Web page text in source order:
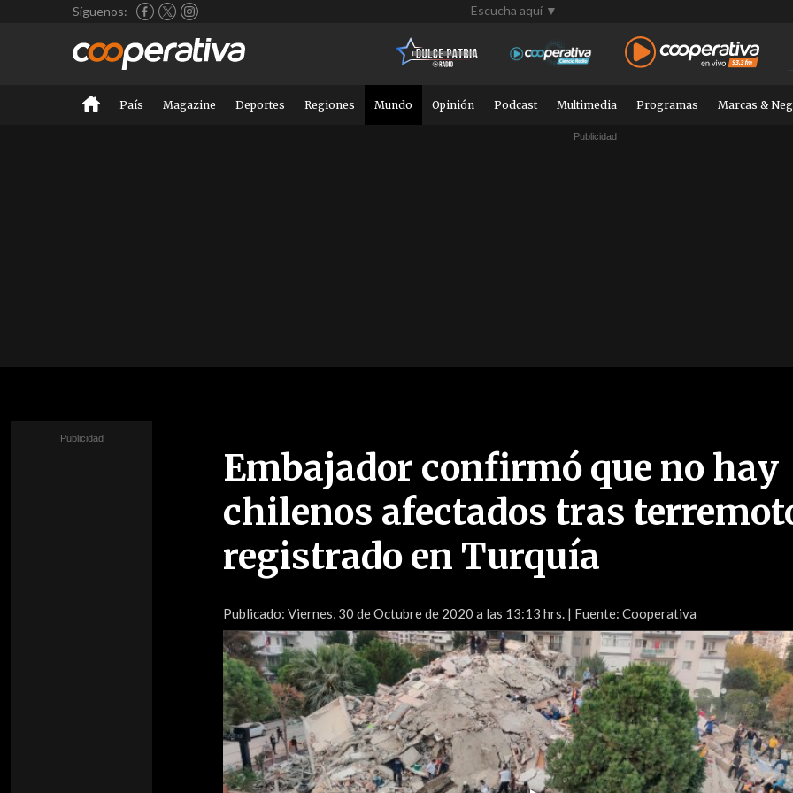
Síguenos: Escucha aquí ▼
País Magazine Deportes Regiones Mundo Opinión Podcast Multimedia Programas Marcas &
Embajador confirmó que no hay
chilenos afectados tras
registrado en Turquía
Publicado: Viernes, 30 de Octubre de 2020 a las 13:13 hrs. | Fuente: Cooperativa